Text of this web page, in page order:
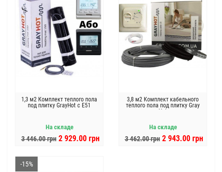
1,3 м2 Комплект теплого пола
под плитку GrayHot c Е51
На складе
3 446.00 грн 2 929.00 грн
3,8 м2 Комплект кабельного
теплого пола под плитку Gray
Hot
На складе
3 462.00 грн 2 943.00 грн
-15%